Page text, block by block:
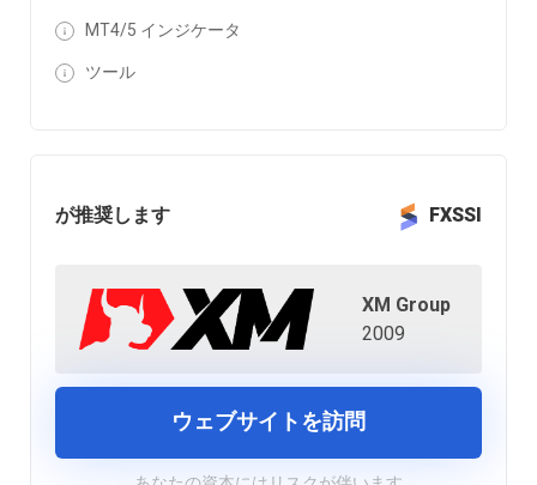
MT4/5 インジケータ
ツール
が推奨します FXSSI
XM Group
2009
ウェブサイトを訪問